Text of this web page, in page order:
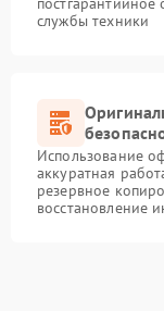
службы техники
Использование
аккуратная
резервное
восстановление